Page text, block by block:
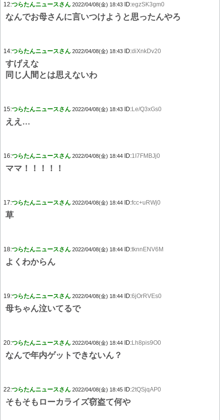
12:つらたんニュースさん 2022/04/08(金) 18:43 ID:egzSK3gm0
なんでお母さんに言いつけようと思ったんやろ
14:つらたんニュースさん 2022/04/08(金) 18:43 ID:diXnkDv20
すげえな
同じ人間とは思えないわ
15:つらたんニュースさん 2022/04/08(金) 18:43 ID:Le/Q3xGs0
ええ…
16:つらたんニュースさん 2022/04/08(金) 18:44 ID:1I7FMBJj0
ママ！！！！！
17:つらたんニュースさん 2022/04/08(金) 18:44 ID:fcc+uRWj0
草
18:つらたんニュースさん 2022/04/08(金) 18:44 ID:tknnENV6M
よくわからん
19:つらたんニュースさん 2022/04/08(金) 18:44 ID:6jOrRVEs0
母ちゃん泣いてるで
20:つらたんニュースさん 2022/04/08(金) 18:44 ID:Lh8pis9O0
なんで年内ゲットできないん？
22:つらたんニュースさん 2022/04/08(金) 18:45 ID:2tQSjqAP0
そもそもローカライズ窃盗て何や